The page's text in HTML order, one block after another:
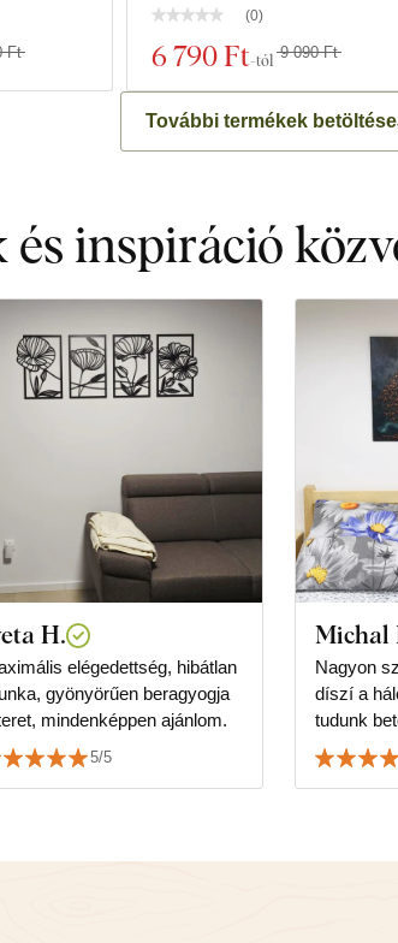
Ft
(0)
6 790 Ft-tól 9 090 Ft
További termékek betöltése
és inspiráció
H.
elégedettség, hibátlan
gyönyörűen beragyogja
mindenképpen ajánlom.
5/5
Michal
Nagyon
díszí a
tudunk